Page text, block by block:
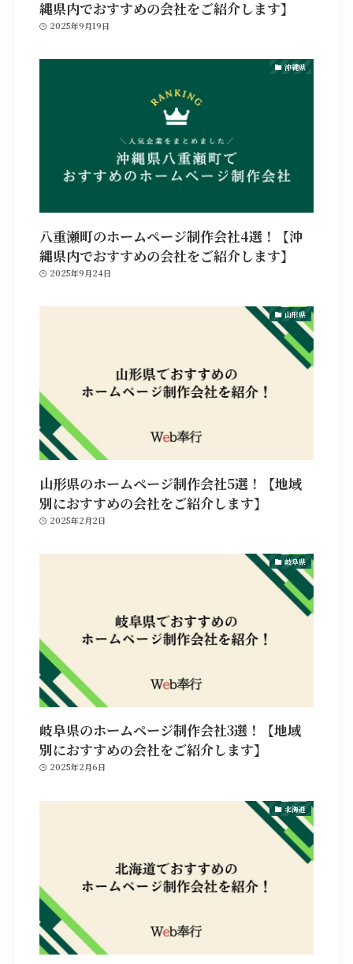
縄県内でおすすめの会社をご紹介します】
2025年9月19日
沖縄県
八重瀬町のホームページ制作会社4選！【沖
縄県内でおすすめの会社をご紹介します】
2025年9月24日
山形県
山形県のホームページ制作会社5選！【地域
別におすすめの会社をご紹介します】
2025年2月2日
岐阜県
岐阜県のホームページ制作会社3選！【地域
別におすすめの会社をご紹介します】
2025年2月6日
北海道